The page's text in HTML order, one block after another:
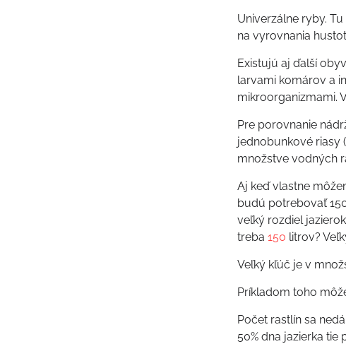
Univerzálne ryby.
na vyrovnania
Existujú aj ďalší
larvami komárov a
mikroorganizmami.
Pre porovnanie
jednobunkové riasy
množstve vodných
Aj keď vlastne
budú potrebovať
veľký rozdiel
treba150 litrov?
Veľký kľúč je v
Príkladom toho
Počet rastlín sa
50% dna jazierka